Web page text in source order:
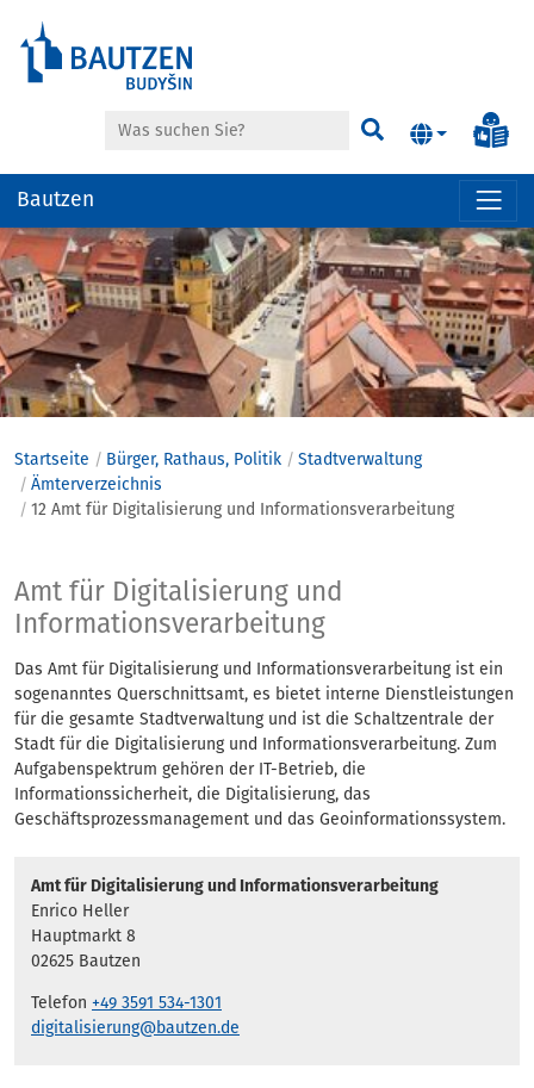
der
Seite
anspringen
Suche Suchen
Bautzen
Startseite Bürger, Rathaus, Politik
Stadtverwaltung
Ämterverzeichnis
12 Amt für Digitalisierung und Informationsverarbeitung
12 Amt für
Amt für Digitalisierung und
Informationsverarbeitung
Das Amt für Digitalisierung und Informationsverarbeitung ist ein
sogenanntes Querschnittsamt, es bietet interne Dienstleistungen
für die gesamte Stadtverwaltung und ist die Schaltzentrale der
Stadt für die Digitalisierung und Informationsverarbeitung. Zum
Aufgabenspektrum gehören der IT-Betrieb, die
Informationssicherheit, die Digitalisierung, das
Geschäftsprozessmanagement und das Geoinformationssystem.
Amt für Digitalisierung und Informationsverarbeitung
Enrico Heller
Hauptmarkt 8
02625 Bautzen
Telefon +49 3591 534-1301
digitalisierung@bautzen.de